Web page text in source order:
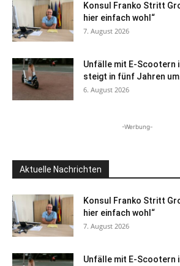
Konsul Franko Stritt
hier einfach wohl“
7. August 2026
Unfälle mit E-Scootern
steigt in fünf Jahren
6. August 2026
-Werbung-
Aktuelle Nachrichten
Konsul Franko Stritt
hier einfach wohl“
7. August 2026
Unfälle mit E-Scootern